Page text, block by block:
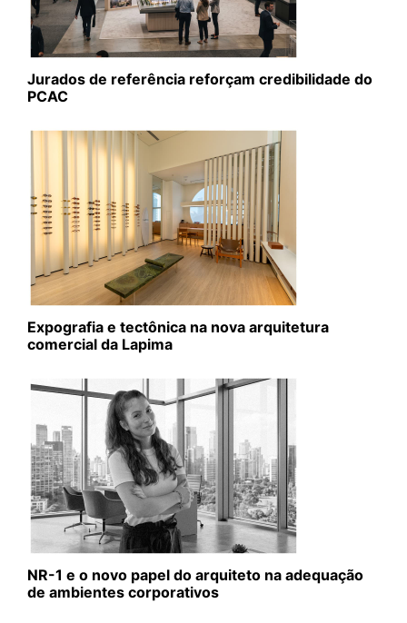
Jurados de referência reforçam credibilidade do
PCAC
Expografia e tectônica na nova arquitetura
comercial da Lapima
NR-1 e o novo papel do arquiteto na adequação
de ambientes corporativos